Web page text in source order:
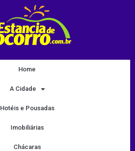
Home
A Cidade
Hotéis e Pousadas
Imobiliárias
Chácaras